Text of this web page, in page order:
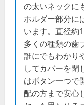
の太いネックに
ホルダー部分に
います。直径約
多くの種類の歯
誰にでもわかり
してカバーを閉
はボタン一つで
配の方まで安心